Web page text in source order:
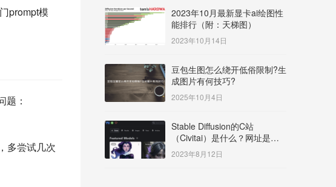
prompt模
：
多尝试几次
2023年10月最新显卡ai绘图性
能排行（附：天梯图）
2023年10月14日
豆包生图怎么绕开低俗限制?生
成图片有何技巧?
2025年10月4日
Stable Diffusion的C站
（Civitai）是什么？网址是多
少？
2023年8月12日